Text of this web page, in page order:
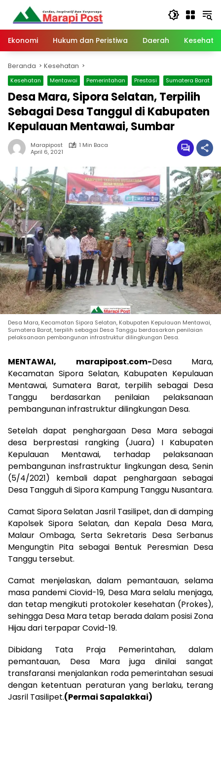
Langsung
konten
Ekonomi
Hukum dan Peristiwa Daerah
Beranda Kesehatan
Kesehatan Mentawai Pemerintahan Prestasi Sumatera Barat
Desa Mara, Sipora Selatan, Terpilih
Sebagai Desa Tanggul di Kabupaten
Kepulauan Mentawai, Sumbar
Marapipost
1 Min Baca
April 6, 2021
Desa Mara, Kecamatan Sipora Selatan, Kabupaten Kepulauan Mentawai,
Sumatera Barat, terpilih sebagai Desa Tanggu berdasarkan penilaian
pelaksanaan pembangunan infrastruktur dilingkungan Desa.
MENTAWAI, marapipost.com-Desa Mara,
Kecamatan Sipora Selatan, Kabupaten Kepulauan
Mentawai, Sumatera Barat, terpilih sebagai Desa
Tanggu berdasarkan penilaian pelaksanaan
pembangunan infrastruktur dilingkungan Desa.
Setelah dapat penghargaan Desa Mara sebagai
desa berprestasi rangking (Juara) I Kabupaten
Kepulauan Mentawai, terhadap pelaksanaan
pembangunan insfrastruktur lingkungan desa, Senin
(5/4/2021) kembali dapat penghargaan sebagai
Desa Tangguh di Sipora Kampung Tanggu Nusantara.
Camat Sipora Selatan Jasril Tasilipet, dan di damping
Kapolsek Sipora Selatan, dan Kepala Desa Mara,
Malaur Ombaga, Serta Sekretaris Desa Serbanus
Mengungtin Pita sebagai Bentuk Peresmian Desa
Tanggu tersebut.
Camat menjelaskan, dalam pemantauan, selama
masa pandemi Ciovid-19, Desa Mara selalu menjaga,
dan tetap mengikuti protokoler kesehatan (Prokes),
sehingga Desa Mara tetap berada dalam posisi Zona
Hijau dari terpapar Covid-19.
Dibidang Tata Praja Pemerintahan, dalam
pemantauan, Desa Mara juga dinilai sangat
transfaransi menjalankan roda pemerintahan sesuai
dengan ketentuan peraturan yang berlaku, terang
Jasril Tasilipet.(Permai Sapalakkai)